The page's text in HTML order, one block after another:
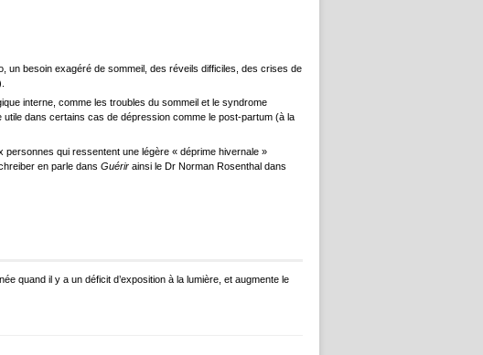
un besoin exagéré de sommeil, des réveils difficiles, des crises de
interne, comme les troubles du sommeil et le syndrome
dans certains cas de dépression comme le post-partum (à la
qui ressentent une légère « déprime hivernale »
en parle dans Guérirainsi le Dr Norman Rosenthal dans
quand il y a un déficit d’exposition à la lumière, et augmente le